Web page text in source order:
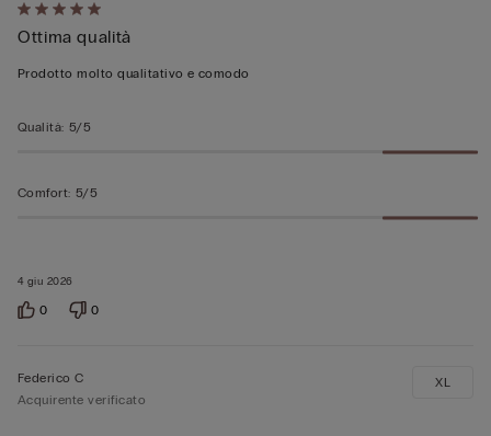
Valutato
5
su
4 giu 2026
Ottima qualità
Prodotto molto qualitativo e comodo
Qualità: 5/5
Comfort: 5/5
0 0
Federico C
Acquirente verificato
XL